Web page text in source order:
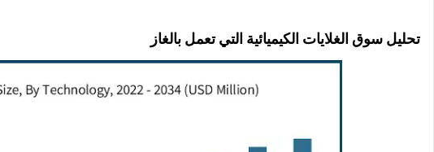
تحليل سوق الغلايات الكيميائية التي تعمل بالغاز